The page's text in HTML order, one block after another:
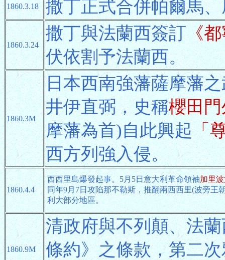
1860.3.18 撒丁正式合併帕爾馬
1860.3.24
撒丁與法蘭西簽訂《
伏依割予法蘭西。
1860.3M
日本西南強藩薩摩藩
井伊直弼，史稱櫻田
摩藩為首)自此興起「
西方列強入侵。
1860.4.4
西西里島爆發起事。5月5日意大利革命領袖加里
同年9月7日攻陷那不勒斯，推翻兩西西里(波旁王
利大部分地區。
1860.9M
清政府與不列顛、法
條約》之條款，第二